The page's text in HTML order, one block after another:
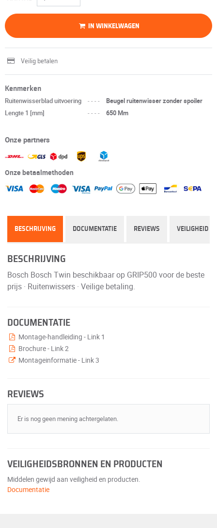
IN WINKELWAGEN
Veilig betalen
Kenmerken
Ruitenwisserblad uitvoering ----
Beugel ruitenwisser zonder spoiler
Lengte 1 [mm]
---- 650 Mm
Onze partners
Onze betaalmethoden
BESCHRIJVING DOCUMENTATIE REVIEWS VEILIGHEID
BESCHRIJVING
Bosch Bosch Twin beschikbaar op GRIP500 voor de beste
prijs · Ruitenwissers · Veilige betaling.
DOCUMENTATIE
Montage-handleiding - Link 1
Brochure - Link 2
Montageinformatie - Link 3
REVIEWS
Er is nog geen mening achtergelaten.
VEILIGHEIDSBRONNEN EN PRODUCTEN
Middelen gewijd aan veiligheid en producten.
Documentatie